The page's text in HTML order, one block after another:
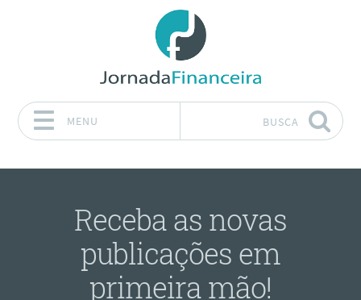
MENU BUSCA
Receba as novas
publicações em
primeira mão!